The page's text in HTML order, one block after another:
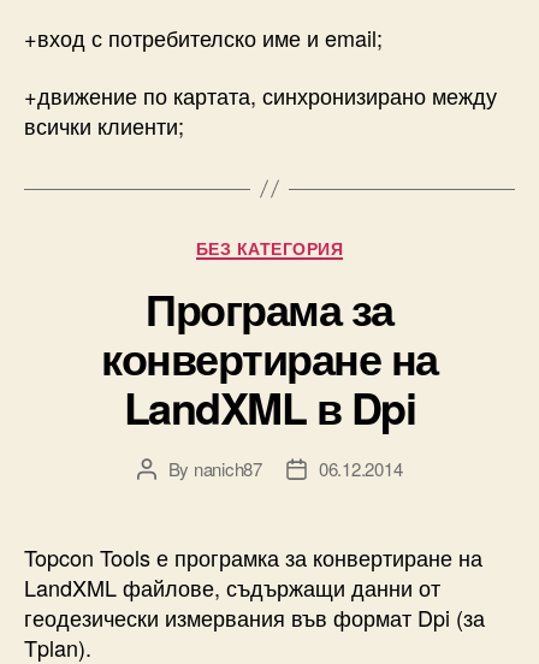
+вход с потребителско име и email;
+движение по картата, синхронизирано между
всички клиенти;
Categories
БЕЗ КАТЕГОРИЯ
Програма за
конвертиране на
LandXML в Dpi
PostBy nanich87
Post06.12.2014
Topcon Tools е програмка за конвертиране на
LandXML файлове, съдържащи данни от
геодезически измервания във формат Dpi (за
Tplan).